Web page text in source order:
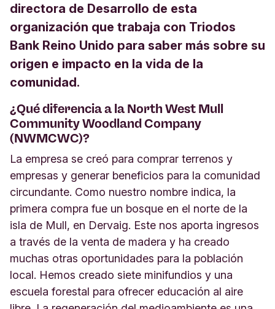
directora de Desarrollo de esta
organización que trabaja con Triodos
Bank Reino Unido para saber más sobre su
origen e impacto en la vida de la
comunidad.
¿Qué diferencia a la North West Mull
Community Woodland Company
(NWMCWC)?
La empresa se creó para comprar terrenos y
empresas y generar beneficios para la comunidad
circundante. Como nuestro nombre indica, la
primera compra fue un bosque en el norte de la
isla de Mull, en Dervaig. Este nos aporta ingresos
a través de la venta de madera y ha creado
muchas otras oportunidades para la población
local. Hemos creado siete minifundios y una
escuela forestal para ofrecer educación al aire